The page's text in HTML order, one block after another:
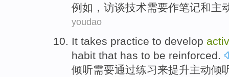
例如 ， 访谈技术需要作笔记和主
youdao
It takes practice to develop
habit that has to be reinforced.
倾听需要通过练习来提升主动倾